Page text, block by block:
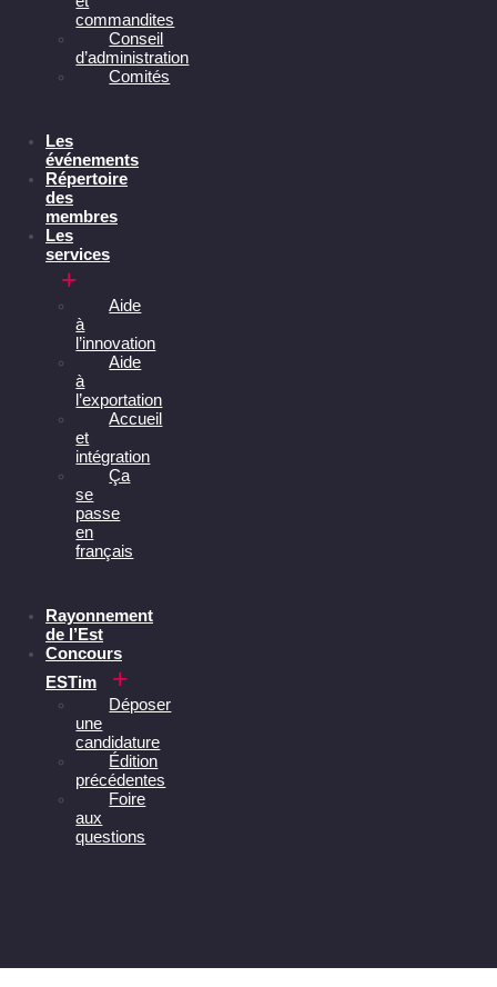
commandites
Conseil
d’administration
Comités
Les
événements
Répertoire
des
membres
Les
services
Aide
à
l’innovation
Aide
à
l’exportation
Accueil
et
intégration
Ça
se
passe
en
français
Rayonnement
de l’Est
Concours
ESTim
Déposer
une
candidature
Édition
précédentes
Foire
aux
questions